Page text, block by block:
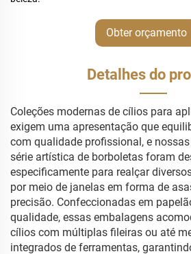
Obter orçamento
Detalhes do
Coleções modernas de cílios para
exigem uma apresentação que
com qualidade profissional, e
série artística de borboletas foram
especificamente para realçar
por meio de janelas em forma de
precisão. Confeccionadas em
qualidade, essas embalagens
cílios com múltiplas fileiras ou até
integrados de ferramentas,